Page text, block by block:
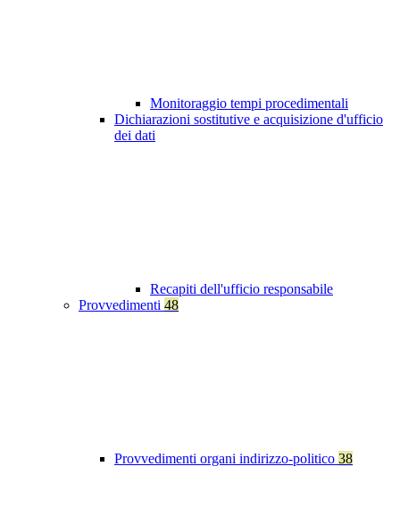
Monitoraggio tempi procedimentali
Dichiarazioni sostitutive e acquisizione d'ufficio
dei dati
Recapiti dell'ufficio responsabile
Provvedimenti 48
Provvedimenti organi indirizzo-politico 38